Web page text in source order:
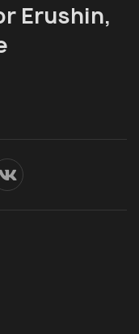
Erushin,